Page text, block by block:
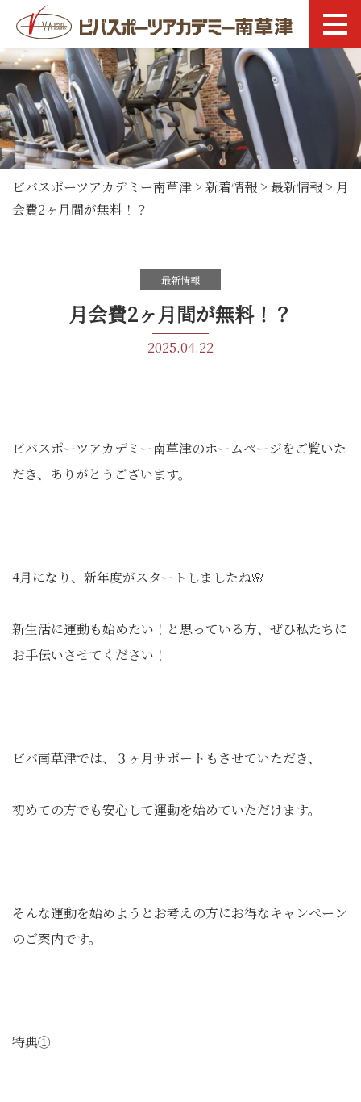
ビバスポーツアカデミー南草津 > 新着情報 > 最新情報 > 月
会費2ヶ月間が無料！？
最新情報
月会費2ヶ月間が無料！？
2025.04.22
ビバスポーツアカデミー南草津のホームページをご覧いた
だき、ありがとうございます。
4月になり、新年度がスタートしましたね🌸
新生活に運動も始めたい！と思っている方、ぜひ私たちに
お手伝いさせてください！
ビバ南草津では、３ヶ月サポートもさせていただき、
初めての方でも安心して運動を始めていただけます。
そんな運動を始めようとお考えの方にお得なキャンペーン
のご案内です。
特典①